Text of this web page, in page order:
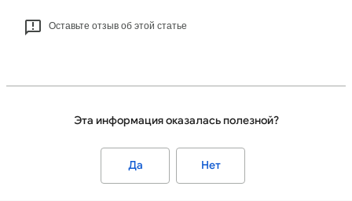
Оставьте отзыв об этой статье
Эта информация оказалась полезной?
Да Нет